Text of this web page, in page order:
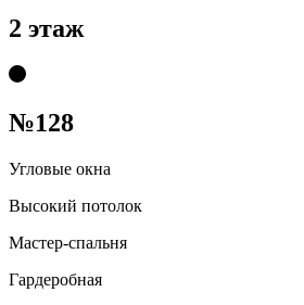
2 этаж
№128
Угловые окна
Высокий потолок
Мастер-спальня
Гардеробная